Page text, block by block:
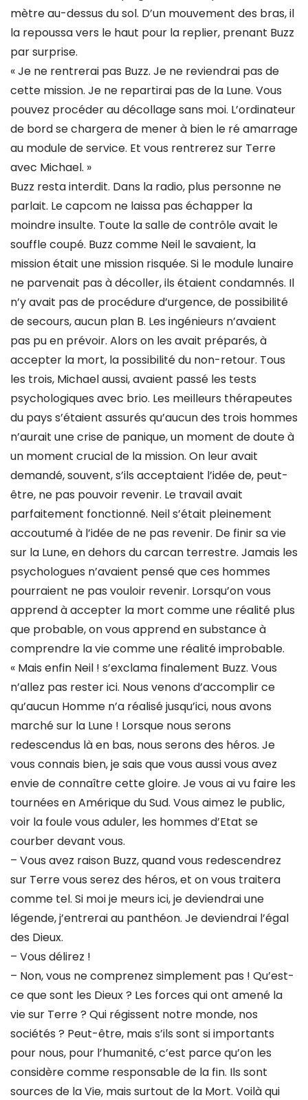
mètre au-dessus du sol. D’un mouvement des bras, il
la repoussa vers le haut pour la replier, prenant Buzz
par surprise.
« Je ne rentrerai pas Buzz. Je ne reviendrai pas de
cette mission. Je ne repartirai pas de la Lune. Vous
pouvez procéder au décollage sans moi. L’ordinateur
de bord se chargera de mener à bien le ré amarrage
au module de service. Et vous rentrerez sur Terre
avec Michael. »
Buzz resta interdit. Dans la radio, plus personne ne
parlait. Le capcom ne laissa pas échapper la
moindre insulte. Toute la salle de contrôle avait le
souffle coupé. Buzz comme Neil le savaient, la
mission était une mission risquée. Si le module lunaire
ne parvenait pas à décoller, ils étaient condamnés. Il
n’y avait pas de procédure d’urgence, de possibilité
de secours, aucun plan B. Les ingénieurs n’avaient
pas pu en prévoir. Alors on les avait préparés, à
accepter la mort, la possibilité du non-retour. Tous
les trois, Michael aussi, avaient passé les tests
psychologiques avec brio. Les meilleurs thérapeutes
du pays s’étaient assurés qu’aucun des trois hommes
n’aurait une crise de panique, un moment de doute à
un moment crucial de la mission. On leur avait
demandé, souvent, s’ils acceptaient l’idée de, peut-
être, ne pas pouvoir revenir. Le travail avait
parfaitement fonctionné. Neil s’était pleinement
accoutumé à l’idée de ne pas revenir. De finir sa vie
sur la Lune, en dehors du carcan terrestre. Jamais les
psychologues n’avaient pensé que ces hommes
pourraient ne pas vouloir revenir. Lorsqu’on vous
apprend à accepter la mort comme une réalité plus
que probable, on vous apprend en substance à
comprendre la vie comme une réalité improbable.
« Mais enfin Neil ! s’exclama finalement Buzz. Vous
n’allez pas rester ici. Nous venons d’accomplir ce
qu’aucun Homme n’a réalisé jusqu’ici, nous avons
marché sur la Lune ! Lorsque nous serons
redescendus là en bas, nous serons des héros. Je
vous connais bien, je sais que vous aussi vous avez
envie de connaître cette gloire. Je vous ai vu faire les
tournées en Amérique du Sud. Vous aimez le public,
voir la foule vous aduler, les hommes d’Etat se
courber devant vous.
– Vous avez raison Buzz, quand vous redescendrez
sur Terre vous serez des héros, et on vous traitera
comme tel. Si moi je meurs ici, je deviendrai une
légende, j’entrerai au panthéon. Je deviendrai l’égal
des Dieux.
– Vous délirez !
– Non, vous ne comprenez simplement pas ! Qu’est-
ce que sont les Dieux ? Les forces qui ont amené la
vie sur Terre ? Qui régissent notre monde, nos
sociétés ? Peut-être, mais s’ils sont si importants
pour nous, pour l’humanité, c’est parce qu’on les
considère comme responsable de la fin. Ils sont
sources de la Vie, mais surtout de la Mort. Voilà qui